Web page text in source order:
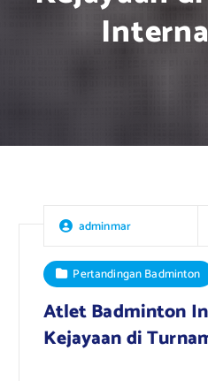
adminmar
Pertandingan Badminton
Atlet Badminton
Kejayaan di